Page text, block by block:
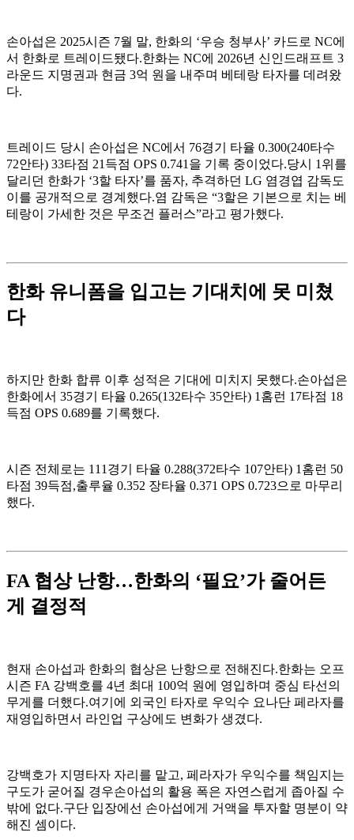
손아섭은 2025시즌 7월 말, 한화의 ‘우승 청부사’ 카드로 NC에
서 한화로 트레이드됐다.한화는 NC에 2026년 신인드래프트 3
라운드 지명권과 현금 3억 원을 내주며 베테랑 타자를 데려왔
다.
트레이드 당시 손아섭은 NC에서 76경기 타율 0.300(240타수
72안타) 33타점 21득점 OPS 0.741을 기록 중이었다.당시 1위를
달리던 한화가 ‘3할 타자’를 품자, 추격하던 LG 염경엽 감독도
이를 공개적으로 경계했다.염 감독은 “3할은 기본으로 치는 베
테랑이 가세한 것은 무조건 플러스”라고 평가했다.
한화 유니폼을 입고는 기대치에 못 미쳤
다
하지만 한화 합류 이후 성적은 기대에 미치지 못했다.손아섭은
한화에서 35경기 타율 0.265(132타수 35안타) 1홈런 17타점 18
득점 OPS 0.689를 기록했다.
시즌 전체로는 111경기 타율 0.288(372타수 107안타) 1홈런 50
타점 39득점,출루율 0.352 장타율 0.371 OPS 0.723으로 마무리
했다.
FA 협상 난항…한화의 ‘필요’가 줄어든
게 결정적
현재 손아섭과 한화의 협상은 난항으로 전해진다.한화는 오프
시즌 FA 강백호를 4년 최대 100억 원에 영입하며 중심 타선의
무게를 더했다.여기에 외국인 타자로 우익수 요나단 페라자를
재영입하면서 라인업 구상에도 변화가 생겼다.
강백호가 지명타자 자리를 맡고, 페라자가 우익수를 책임지는
구도가 굳어질 경우손아섭의 활용 폭은 자연스럽게 좁아질 수
밖에 없다.구단 입장에선 손아섭에게 거액을 투자할 명분이 약
해진 셈이다.